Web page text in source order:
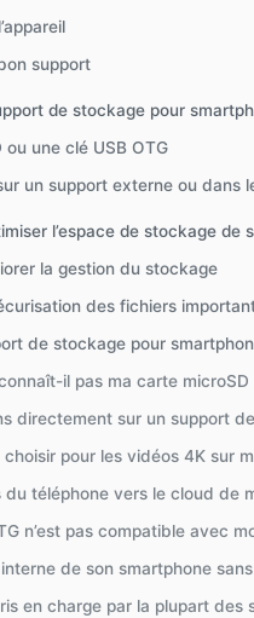
support
de stockage pour
une clé USB OTG
un support externe ou dans
l’espace de stockage de
la gestion du stockage
des fichiers
de stockage pour
il pas ma carte microSD
directement sur un support
pour les vidéos 4K sur
téléphone vers le cloud de
n’est pas compatible avec
de son smartphone
en charge par la plupart des